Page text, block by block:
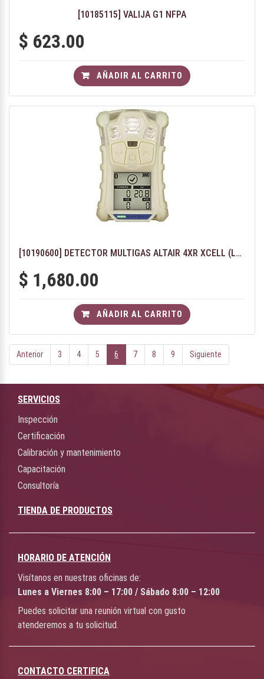
[10185115] VALIJA G1 NFPA
$ 623.00
AÑADIR AL CARRITO
[10190600] DETECTOR MULTIGAS ALTAIR 4XR XCELL (LEL, O2, H2S, SO2)
$ 1,680.00
AÑADIR AL CARRITO
Anterior 3 4 5 6 7 8 9 Siguiente
SERVICIOS
Inspección
Certificación
Calibración y mantenimiento
Capacitación
Consultoría
TIENDA DE PRODUCTOS
HORARIO DE ATENCIÓN
Visítanos en nuestras oficinas de:
Lunes a Viernes 8:00 – 17:00 / Sábado 8:00 – 12:00
Puedes solicitar una reunión virtual con gusto
atenderemos a tu solicitud.
CONTACTO CERTIFICA